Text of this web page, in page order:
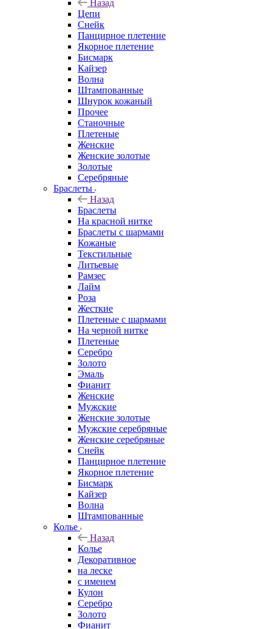
Назад
Цепи
Снейк
Панцирное плетение
Якорное плетение
Бисмарк
Кайзер
Волна
Штампованные
Шнурок кожаный
Прочее
Станочные
Плетеные
Женские
Женские золотые
Золотые
Серебряные
Браслеты
Назад
Браслеты
На красной нитке
Браслеты с шармами
Кожаные
Текстильные
Литьевые
Рамзес
Лайм
Роза
Жесткие
Плетеные с шармами
На черной нитке
Плетеные
Серебро
Золото
Эмаль
Фианит
Женские
Мужские
Женские золотые
Мужские серебряные
Женские серебряные
Снейк
Панцирное плетение
Якорное плетение
Бисмарк
Кайзер
Волна
Штампованные
Колье
Назад
Колье
Декоративное
на леске
с именем
Кулон
Серебро
Золото
Фианит